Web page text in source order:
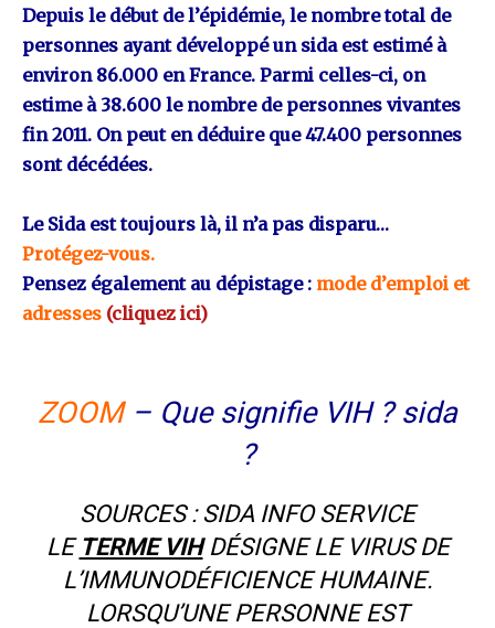
Depuis le début de l’épidémie, le nombre total de
personnes ayant développé un sida est estimé à
environ 86.000 en France. Parmi celles-ci, on
estime à 38.600 le nombre de personnes vivantes
fin 2011. On peut en déduire que 47.400 personnes
sont décédées.
Le Sida est toujours là, il n’a pas disparu…
Protégez-vous.
Pensez également au dépistage : mode d’emploi et
adresses (cliquez ici)
ZOOM– Que signifie VIH ? sida
?
SOURCES :SIDA INFO SERVICE
LE TERME VIHDÉSIGNE LE VIRUS DE
L’IMMUNODÉFICIENCE HUMAINE.
LORSQU’UNE PERSONNE EST